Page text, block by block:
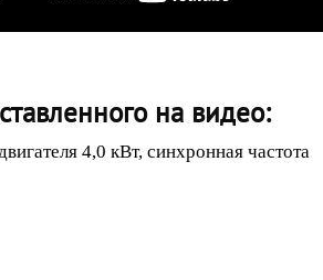
на видео:
4,0 кВт, синхронная частота